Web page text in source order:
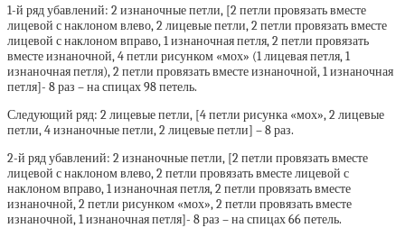
1-й ряд убавлений: 2 изнаночные петли, [2 петли провязать вместе
лицевой с наклоном влево, 2 лицевые петли, 2 петли провязать вместе
лицевой с наклоном вправо, 1 изнаночная петля, 2 петли провязать
вместе изнаночной, 4 петли рисунком «мох» (1 лицевая петля, 1
изнаночная петля), 2 петли провязать вместе изнаночной, 1 изнаночная
петля]- 8 раз – на спицах 98 петель.
Следующий ряд: 2 лицевые петли, [4 петли рисунка «мох», 2 лицевые
петли, 4 изнаночные петли, 2 лицевые петли] – 8 раз.
2-й ряд убавлений: 2 изнаночные петли, [2 петли провязать вместе
лицевой с наклоном влево, 2 петли провязать вместе лицевой с
наклоном вправо, 1 изнаночная петля, 2 петли провязать вместе
изнаночной, 2 петли рисунком «мох», 2 петли провязать вместе
изнаночной, 1 изнаночная петля]- 8 раз – на спицах 66 петель.